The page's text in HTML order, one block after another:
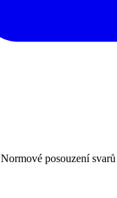
Normové posouzení